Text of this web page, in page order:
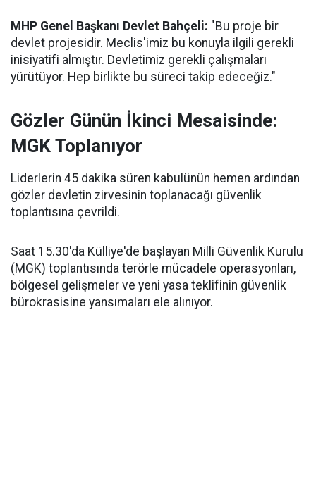
MHP Genel Başkanı Devlet Bahçeli: "Bu proje bir
devlet projesidir. Meclis'imiz bu konuyla ilgili gerekli
inisiyatifi almıştır. Devletimiz gerekli çalışmaları
yürütüyor. Hep birlikte bu süreci takip edeceğiz."
Gözler Günün İkinci Mesaisinde:
MGK Toplanıyor
Liderlerin 45 dakika süren kabulünün hemen ardından
gözler devletin zirvesinin toplanacağı güvenlik
toplantısına çevrildi.
Saat 15.30'da Külliye'de başlayan Milli Güvenlik Kurulu
(MGK) toplantısında terörle mücadele operasyonları,
bölgesel gelişmeler ve yeni yasa teklifinin güvenlik
bürokrasisine yansımaları ele alınıyor.